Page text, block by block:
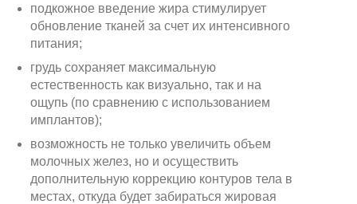
подкожное введение жира стимулирует
обновление тканей за счет их интенсивного
питания;
грудь сохраняет максимальную
естественность как визуально, так и на
ощупь (по сравнению с использованием
имплантов);
возможность не только увеличить объем
молочных желез, но и осуществить
дополнительную коррекцию контуров тела в
местах, откуда будет забираться жировая